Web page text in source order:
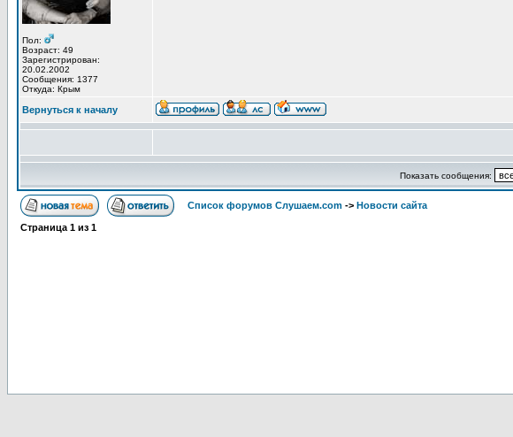
Пол:
Возраст: 49
Зарегистрирован:
20.02.2002
Сообщения: 1377
Откуда: Крым
Вернуться к началу
Показать сообщения:
Список форумов Слушаем.com -> Новости сайта
Страница 1 из 1